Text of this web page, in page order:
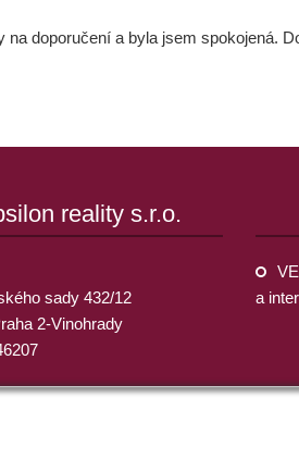
doporučení a byla jsem spokojená.
reality s.r.o.
sady 432/12
2-Vinohrady
a